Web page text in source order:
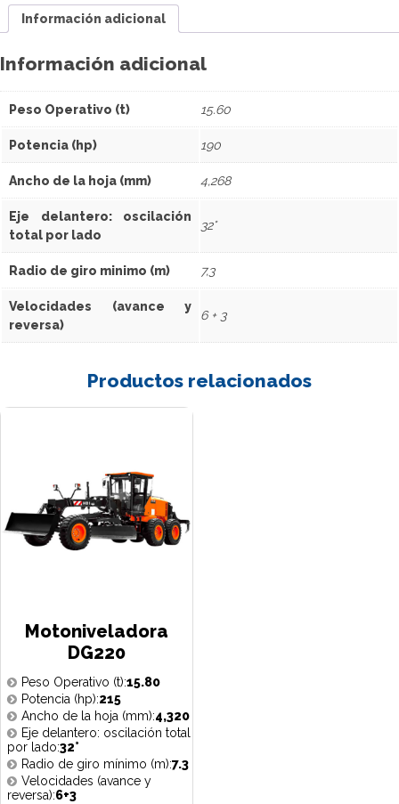
Información adicional
Información adicional
Peso Operativo (t) 15.60
Potencia (hp) 190
Ancho de la hoja (mm) 4,268
Eje delantero: oscilación
total por lado
32°
Radio de giro minimo (m) 7,3
Velocidades (avance y
reversa)
6 + 3
Productos relacionados
Motoniveladora
DG220
Peso Operativo (t):15.80
Potencia (hp):215
Ancho de la hoja (mm):4,320
Eje delantero: oscilación total
por lado:32°
Radio de giro mínimo (m):7.3
Velocidades (avance y
reversa):6+3